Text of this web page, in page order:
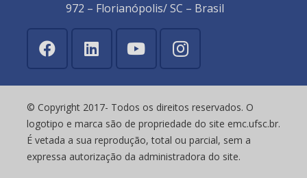
972 – Florianópolis/ SC – Brasil
© Copyright 2017- Todos os direitos reservados. O
logotipo e marca são de propriedade do site emc.ufsc.br.
É vetada a sua reprodução, total ou parcial, sem a
expressa autorização da administradora do site.